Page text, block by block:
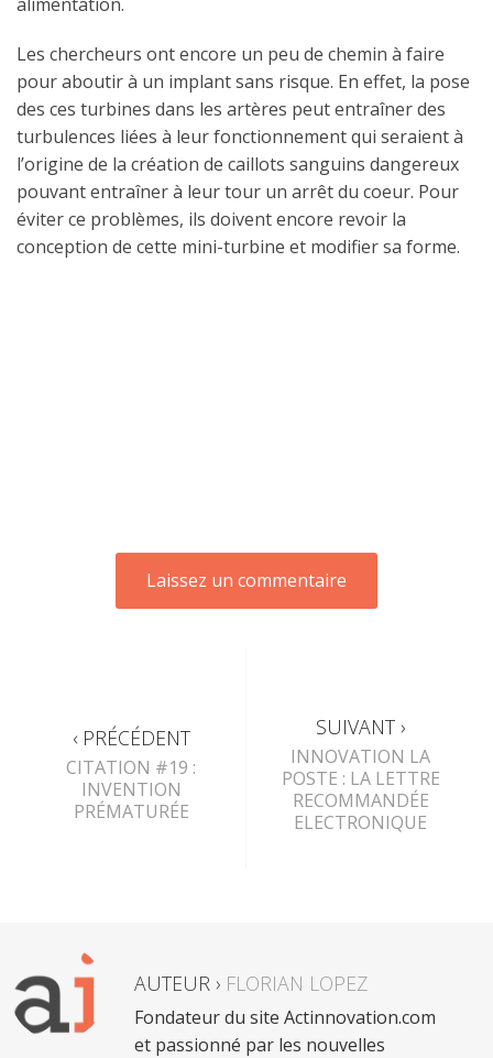
Les chercheurs ont encore un peu de chemin à faire
pour aboutir à un implant sans risque. En effet, la pose
des ces turbines dans les artères peut entraîner des
turbulences liées à leur fonctionnement qui seraient à
l’origine de la création de caillots sanguins dangereux
pouvant entraîner à leur tour un arrêt du coeur. Pour
éviter ce problèmes, ils doivent encore revoir la
conception de cette mini-turbine et modifier sa forme.
‹ PRÉCÉDENT
CITATION #19 :
INVENTION
PRÉMATURÉE
SUIVANT ›
INNOVATION LA
POSTE : LA LETTRE
RECOMMANDÉE
ELECTRONIQUE
AUTEUR › FLORIAN LOPEZ
Fondateur du site Actinnovation.com
et passionné par les nouvelles